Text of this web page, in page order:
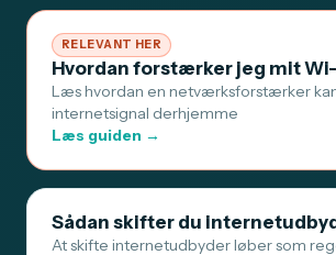
RELEVANT HER
Hvordan forstærker jeg mit
Læs hvordan en netværksforstærker
internetsignal derhjemme
Læs guiden →
Sådan skifter du
At skifte internetudbyder løber som